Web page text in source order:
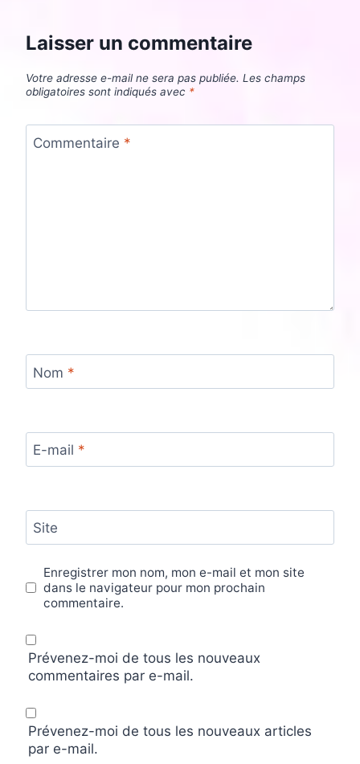
Laisser un commentaire
Votre adresse e-mail ne sera pas publiée. Les champs
obligatoires sont indiqués avec *
Commentaire *
Nom *
E-mail *
Site
Enregistrer mon nom, mon e-mail et mon site
dans le navigateur pour mon prochain
commentaire.
Prévenez-moi de tous les nouveaux
commentaires par e-mail.
Prévenez-moi de tous les nouveaux articles
par e-mail.